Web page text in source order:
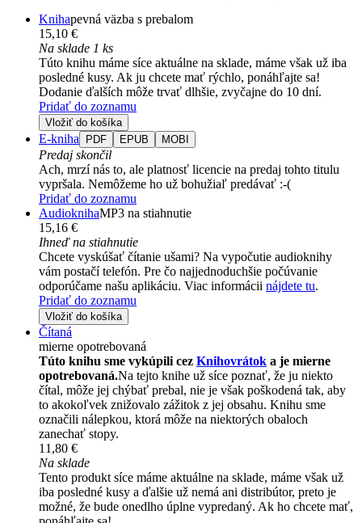
Knihapevná väzba s prebalom
15,10 €
Na sklade 1 ks
Túto knihu máme síce aktuálne na sklade, máme však už iba
posledné kusy. Ak ju chcete mať rýchlo, ponáhľajte sa!
Dodanie ďalších môže trvať dlhšie, zvyčajne do 10 dní.
Pridať do zoznamu
Vložiť do košíka
E-kniha PDF EPUB MOBI
Predaj skončil
Ach, mrzí nás to, ale platnosť licencie na predaj tohto titulu
vypršala. Nemôžeme ho už bohužiaľ predávať :-(
Pridať do zoznamu
AudioknihaMP3 na stiahnutie
15,16 €
Ihneď na stiahnutie
Chcete vyskúšať čítanie ušami? Na vypočutie audioknihy
vám postačí telefón. Pre čo najjednoduchšie počúvanie
odporúčame našu aplikáciu. Viac informácii nájdete tu.
Pridať do zoznamu
Vložiť do košíka
Čítaná
mierne opotrebovaná
Túto knihu sme vykúpili cez Knihovrátok a je mierne
opotrebovaná.Na tejto knihe už síce poznať, že ju niekto
čítal, môže jej chýbať prebal, nie je však poškodená tak, aby
to akokoľvek znižovalo zážitok z jej obsahu. Knihu sme
označili nálepkou, ktorá môže na niektorých obaloch
zanechať stopy.
11,80 €
Na sklade
Tento produkt síce máme aktuálne na sklade, máme však už
iba posledné kusy a ďalšie už nemá ani distribútor, preto je
možné, že bude onedlho úplne vypredaný. Ak ho chcete mať,